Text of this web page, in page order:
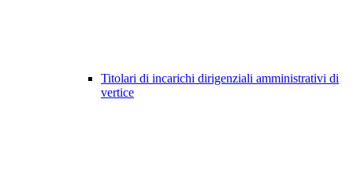
Titolari di incarichi dirigenziali amministrativi di
vertice